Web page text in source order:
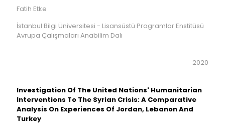
Fatih Etke
İstanbul Bilgi Üniversitesi - Lisansüstü Programlar Enstitüsü
Avrupa Çalışmaları Anabilim Dalı
2020
Investigation Of The United Nations' Humanitarian
Interventions To The Syrian Crisis: A Comparative
Analysis On Experiences Of Jordan, Lebanon And
Turkey